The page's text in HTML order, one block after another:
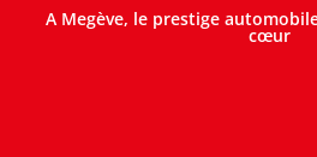
A Megève, le prestige
cœur